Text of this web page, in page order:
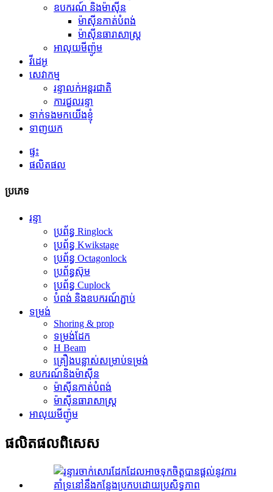
ឧបករណ៍ និងម៉ាស៊ីន
ម៉ាស៊ីនកាត់បំពង់
ម៉ាស៊ីនធារាសាស្ត្រ
អាលុយមីញ៉ូម
វីដេអូ
សេវាកម្ម
រន្ទាលក់អន្តរជាតិ
ការជួលរន្ទា
ទាក់ទងមកយើងខ្ញុំ
ទាញយក
ផ្ទះ
ផលិតផល
ប្រភេទ
រន្ទា
ប្រព័ន្ធ Ringlock
ប្រព័ន្ធ Kwikstage
ប្រព័ន្ធ Octagonlock
ប្រព័ន្ធស៊ុម
ប្រព័ន្ធ Cuplock
បំពង់ និងឧបករណ៍ភ្ជាប់
ទម្រង់
Shoring & prop
ទម្រង់ដែក
H Beam
គ្រឿងបន្លាស់សម្រាប់ទម្រង់
ឧបករណ៍និងម៉ាស៊ីន
ម៉ាស៊ីនកាត់បំពង់
ម៉ាស៊ីនធារាសាស្ត្រ
អាលុយមីញ៉ូម
ផលិតផលពិសេស